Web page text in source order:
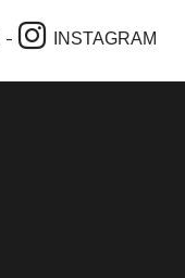
- INSTAGRAM